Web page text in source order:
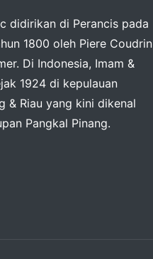
didirikan di Perancis pada
1800 oleh Piere Coudrin
Di Indonesia, Imam &
1924 di kepulauan
& Riau yang kini dikenal
Pangkal Pinang.